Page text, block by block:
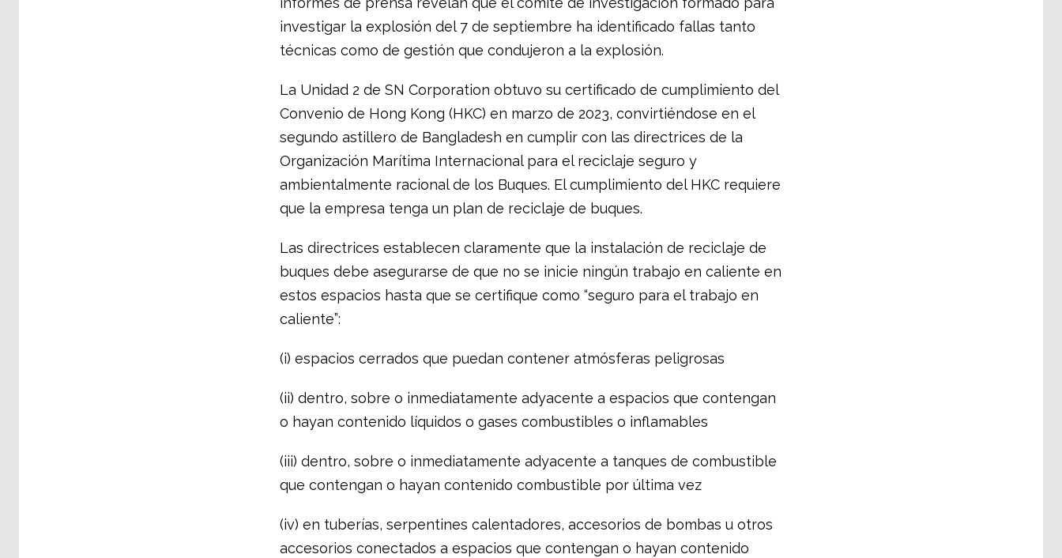
investigar la explosión del 7 de septiembre ha identificado fallas tanto
técnicas como de gestión que condujeron a la explosión.
La Unidad 2 de SN Corporation obtuvo su certificado de cumplimiento del
Convenio de Hong Kong (HKC) en marzo de 2023, convirtiéndose en el
segundo astillero de Bangladesh en cumplir con las directrices de la
Organización Marítima Internacional para el reciclaje seguro y
ambientalmente racional de los Buques. El cumplimiento del HKC requiere
que la empresa tenga un plan de reciclaje de buques.
Las directrices establecen claramente que la instalación de reciclaje de
buques debe asegurarse de que no se inicie ningún trabajo en caliente en
estos espacios hasta que se certifique como “seguro para el trabajo en
caliente”:
(i) espacios cerrados que puedan contener atmósferas peligrosas
(ii) dentro, sobre o inmediatamente adyacente a espacios que contengan
o hayan contenido líquidos o gases combustibles o inflamables
(iii) dentro, sobre o inmediatamente adyacente a tanques de combustible
que contengan o hayan contenido combustible por última vez
(iv) en tuberías, serpentines calentadores, accesorios de bombas u otros
accesorios conectados a espacios que contengan o hayan contenido